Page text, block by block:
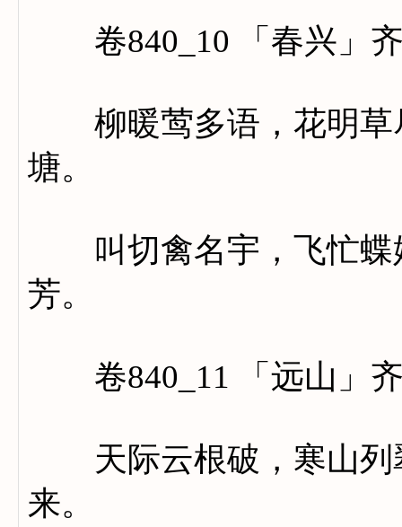
卷840_10 「春兴」
柳暖莺多语，花明草
塘。
叫切禽名宇，飞忙蝶
芳。
卷840_11 「远山」
天际云根破，寒山列
来。